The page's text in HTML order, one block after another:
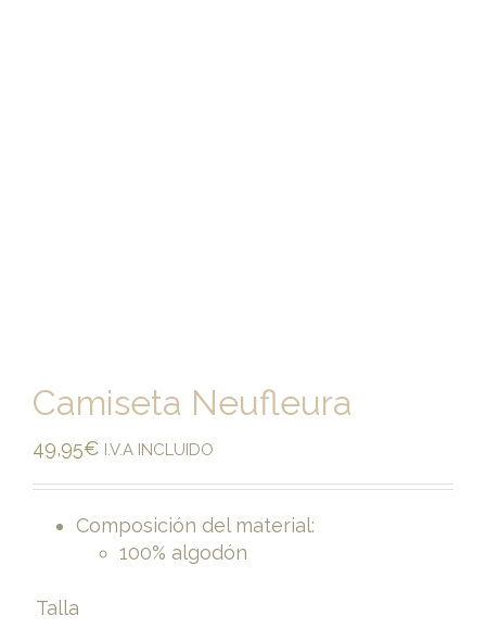
Camiseta Neufleura
49,95€ I.V.A INCLUIDO
Composición del material:
100% algodón
Talla